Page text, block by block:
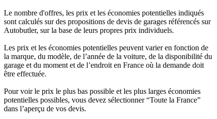
Le nombre d'offres, les prix et les économies potentielles indiqués
sont calculés sur des propositions de devis de garages référencés sur
Autobutler, sur la base de leurs propres prix individuels.
Les prix et les économies potentielles peuvent varier en fonction de
la marque, du modèle, de l’année de la voiture, de la disponibilité du
garage et du moment et de l’endroit en France où la demande doit
être effectuée.
Pour voir le prix le plus bas possible et les plus larges économies
potentielles possibles, vous devez sélectionner “Toute la France”
dans l’aperçu de vos devis.